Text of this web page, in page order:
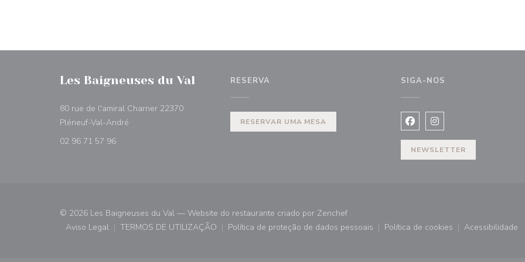
Les Baigneuses du Val
80 rue de l'amiral Charner 22370
Pléneuf-Val-André
02 96 71 57 96
RESERVA
RESERVAR UMA MESA
SIGA-NOS
Facebook ((abre numa nova
Instagram ((abre numa
NEWSLETTER
© 2026 Les Baigneuses du Val — Website do restaurante criado por Zenchef((abre numa nova janela))
Aviso Legal
((abre numa nova janela))
TERMOS DE UTILIZAÇÃO
((abre numa nova janela))
Política de proteção de dados pessoais
((abre numa nova janela))
Política de cookies
((abre numa nova janela))
Acessibilidade
((abre